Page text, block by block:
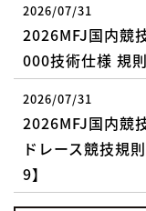
2026/07/31
2026MFJ国内競
000技術仕様 規
2026/07/31
2026MFJ国内競
ドレース競技規
9】